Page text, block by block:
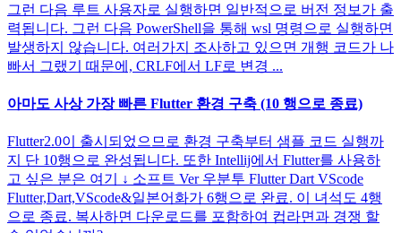
그런 다음 루트 사용자로 실행하면 일반적으로 버전 정보가 출
력됩니다. 그런 다음 PowerShell을 통해 wsl 명령으로 실행하면
발생하지 않습니다. 여러가지 조사하고 있으면 개행 코드가 나
빠서 그랬기 때문에, CRLF에서 LF로 변경 ...
아마도 사상 가장 빠른 Flutter 환경 구축 (10 행으로 종료)
Flutter2.0이 출시되었으므로 환경 구축부터 샘플 코드 실행까
지 단 10행으로 완성됩니다. 또한 Intellij에서 Flutter를 사용하
고 싶은 분은 여기 ↓ 소프트 Ver 우분투 Flutter Dart VScode
Flutter,Dart,VScode&일본어화가 6행으로 완료. 이 녀석도 4행
으로 종료. 복사하면 다운로드를 포함하여 컵라면과 경쟁 할